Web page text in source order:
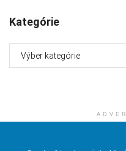
Kategórie